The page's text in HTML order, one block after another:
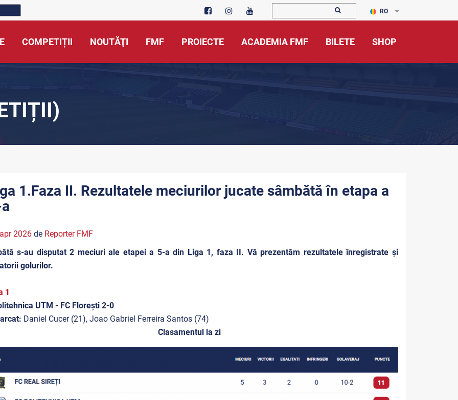
RO
COMPETIȚII NOUTĂŢI FMF PROIECTE ACADEMIA FMF BILETE SHOP
1.Faza II. Rezultatele meciurilor jucate sâmbătă în etapa a
2026de Reporter FMF
s-au disputat 2 meciuri ale etapei a 5-a din Liga 1, faza II. Vă prezentăm rezultatele înregistrate și
golurilor.
1
UTM - FC Florești 2-0
Daniel Cucer (21), Joao Gabriel Ferreira Santos (74)
Clasamentul la zi